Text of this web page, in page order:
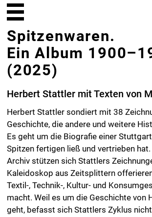
Ein Album 1900–1954
(2025)
Herbert Stattler mit Texten von Martin Bauer
Herbert Stattler sondiert mit 38 Zeichnungen eine
Geschichte, die andere und weitere Historien umfasst.
Es geht um die Biografie einer Stuttgarter Firma, die
Archiv stützen sich Stattlers Zeichnungen, die ein
Kaleidoskop aus Zeitsplittern offerieren, das zugleich
Textil-, Technik-, Kultur- und Konsumgeschichte sichtbar
macht. Weil es um die Geschichte von Handarbeiten
geht, befasst sich Stattlers Zyklus nicht nur mit deren
Techniken, sondern auch mit den
Produktionsbedingungen weiblicher Heimarbeit. Damit
ragt in das Album die Sozial- und
Wirtschaftsgeschichte der ersten Jahrhunderthälfte
hinein: der Erste Weltkrieg, die Turbulenzen der
Weimarer Republik, die Machtergreifung der
Nationalsozialisten und der Zweite Weltkrieg. Allerdings